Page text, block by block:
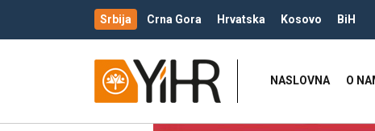
Srbija Crna Gora Hrvatska Kosovo BiH
NASLOVNA O